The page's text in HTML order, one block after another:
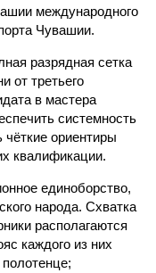
международного
Чувашии.
разрядная сетка
от третьего
в мастера
системность
чёткие ориентиры
квалификации.
единоборство,
народа. Схватка
располагаются
каждого из них